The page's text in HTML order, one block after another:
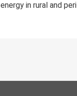
in rural and